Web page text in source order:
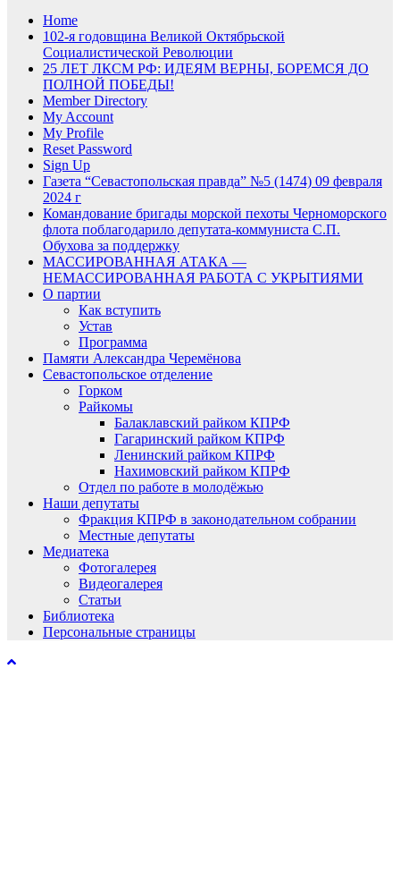
Home
102-я годовщина Великой Октябрьской
Социалистической Революции
25 ЛЕТ ЛКСМ РФ: ИДЕЯМ ВЕРНЫ, БОРЕМСЯ ДО
ПОЛНОЙ ПОБЕДЫ!
Member Directory
My Account
My Profile
Reset Password
Sign Up
Газета “Севастопольская правда” №5 (1474) 09 февраля
2024 г
Командование бригады морской пехоты Черноморского
флота поблагодарило депутата-коммуниста С.П.
Обухова за поддержку
МАССИРОВАННАЯ АТАКА —
НЕМАССИРОВАННАЯ РАБОТА С УКРЫТИЯМИ
О партии
Как вступить
Устав
Программа
Памяти Александра Черемёнова
Севастопольское отделение
Горком
Райкомы
Балаклавский райком КПРФ
Гагаринский райком КПРФ
Ленинский райком КПРФ
Нахимовский райком КПРФ
Отдел по работе в молодёжью
Наши депутаты
Фракция КПРФ в законодательном собрании
Местные депутаты
Медиатека
Фотогалерея
Видеогалерея
Статьи
Библиотека
Персональные страницы